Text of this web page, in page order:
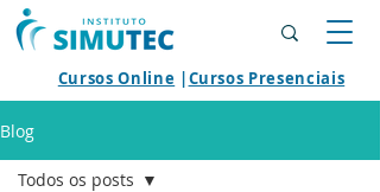
Cursos Online |Cursos Presenciais
Blog
Todos os posts